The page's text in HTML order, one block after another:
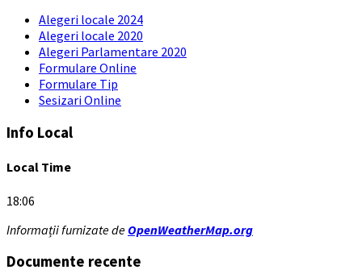
Alegeri locale 2024
Alegeri locale 2020
Alegeri Parlamentare 2020
Formulare Online
Formulare Tip
Sesizari Online
Info Local
Local Time
18:06
Informații furnizate de OpenWeatherMap.org
Documente recente